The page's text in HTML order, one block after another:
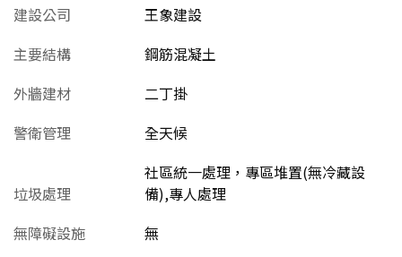
建設公司
王象建設
主要結構
鋼筋混凝土
外牆建材
二丁掛
警衛管理
全天候
垃圾處理
社區統一處理，專區堆置(無冷藏設
備),專人處理
無障礙設施
無